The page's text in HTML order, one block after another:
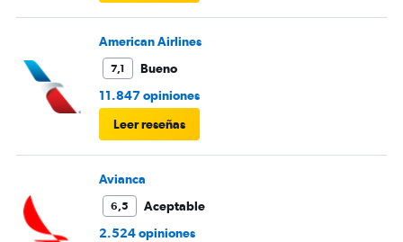
American Airlines
7,1
Bueno
11.847 opiniones
Leer reseñas
Avianca
6,5
Aceptable
2.524 opiniones